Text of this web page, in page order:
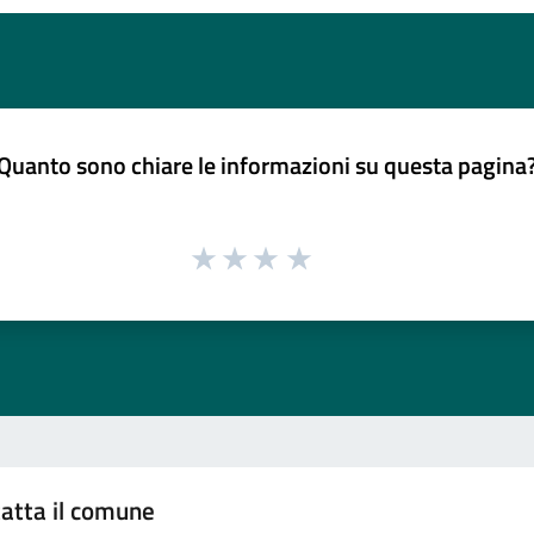
sono chiare le informazioni su questa
il comune